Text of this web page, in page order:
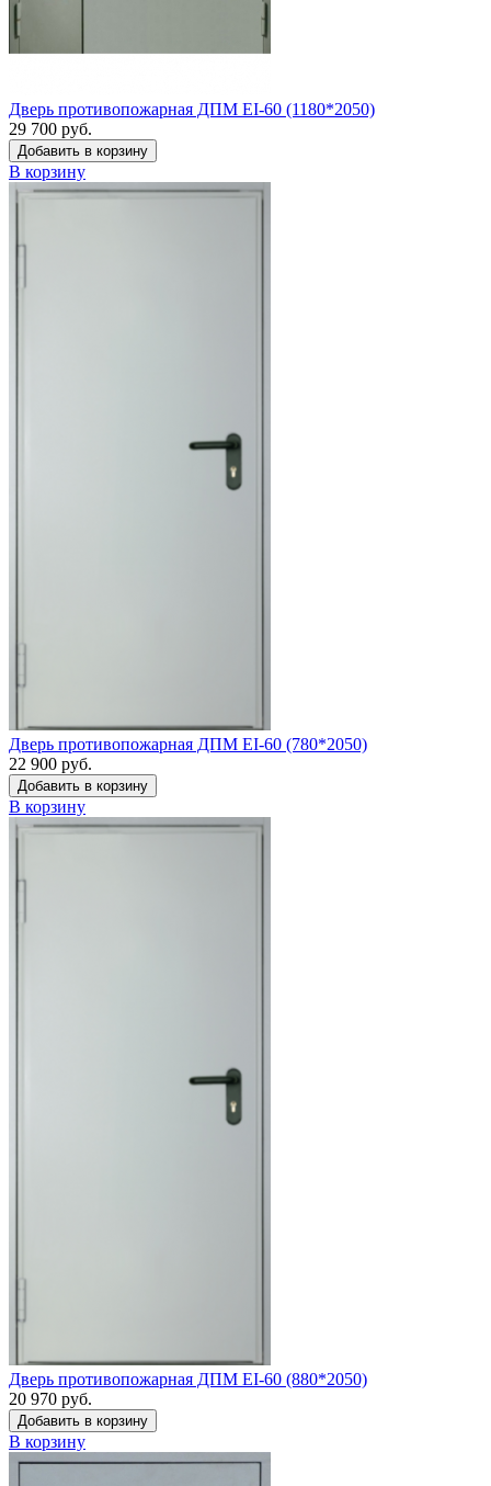
Дверь противопожарная ДПМ EI-60 (1180*2050)
29 700 руб.
Добавить в корзину
В корзину
Дверь противопожарная ДПМ EI-60 (780*2050)
22 900 руб.
Добавить в корзину
В корзину
Дверь противопожарная ДПМ EI-60 (880*2050)
20 970 руб.
Добавить в корзину
В корзину